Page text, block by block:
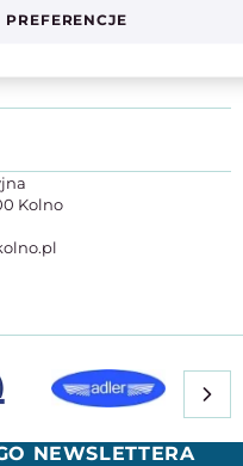
Kolno
NEWSLETTERA
PREFERENCJE